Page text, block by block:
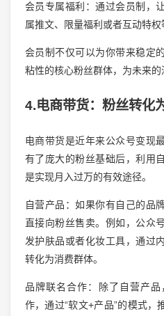
会员专属福利：通过会员制，
属推文、限量福利或者互动特权
会员制不仅可以为你带来稳定
粘性的核心粉丝群体，为未来的
4.电商带货：粉丝转化
电商带货是近年来公众号变现
有了庞大的粉丝基础后，利用
是实现月入过万的有效途径。
自营产品：如果你有自己的品
直接向粉丝售卖。例如，公众
发护肤品或者化妆工具，通过
转化为消费群体。
品牌联名合作：除了自营产
作，通过“软文+产品”的模式，